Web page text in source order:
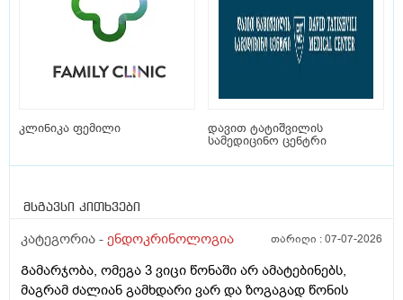
კლინიკა ფემილი
დავით ტატიშვილის
სამედიცინო ცენტრი
მსგავსი კითხვები
კატეგორია - ენდოკრინოლოგია თარიღი :07-07-2026
Გამარჯობა, ომეგა 3 ვიცი წონაში არ ამატებინებს,
მაგრამ ძალიან გამხდარი ვარ და ზოგაგად წონის